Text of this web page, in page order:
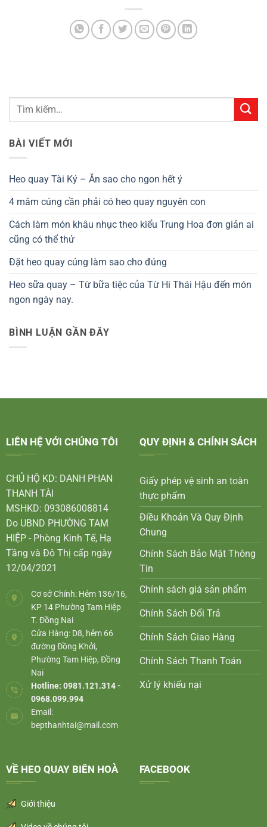
BÀI VIẾT MỚI
Heo quay Tài Ký – Ăn sao cho ngon hết ý
4 mâm cúng cần phải có heo quay nguyên con
Cách làm món khâu nhục theo kiểu Trung Hoa đơn giản ai
cũng có thể thử
Đặt heo quay cúng làm sao cho đúng
Heo sữa quay – Từ bữa tiệc của Từ Hi Thái Hậu đến món
ngon ngày nay.
BÌNH LUẬN GẦN ĐÂY
LIÊN HỆ VỚI CHÚNG TÔI
CHỦ HỘ KD: DANH PHAN
THANH TÀI
MSHKD: 093086008814
Do UBND PHƯỜNG TAM
HIỆP - Phòng Kinh Tế, Hạ
Tầng và Đô Thị cấp ngày
12/04/2021
Cơ sở Chính: Hẻm 136/16,
KP 14 Phường Tam Hiệp
T. Đồng Nai
Cửa Hàng: D8, hẻm 66
đường Đồng Khởi,
Phường Tam Hiệp, Đồng
Nai
Hotline: 0981.121.314 -
0968.099.994
Email:
bepthanhtai@mail.com
QUY ĐỊNH & CHÍNH SÁCH
Giấy phép vệ sinh an toàn
thực phẩm
Điều Khoản Và Quy Định
Chung
Chính Sách Bảo Mật Thông
Tin
Chính sách giá sản phẩm
Chính Sách Đổi Trả
Chính Sách Giao Hàng
Chính Sách Thanh Toán
Xử lý khiếu nại
VỀ HEO QUAY BIÊN HOÀ
Giới thiệu
FACEBOOK